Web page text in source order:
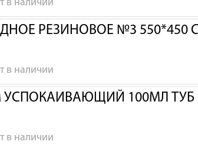
в наличии
РЕЗИНОВОЕ №3 550*450
в наличии
УСПОКАИВАЮЩИЙ 100МЛ ТУБ
в наличии